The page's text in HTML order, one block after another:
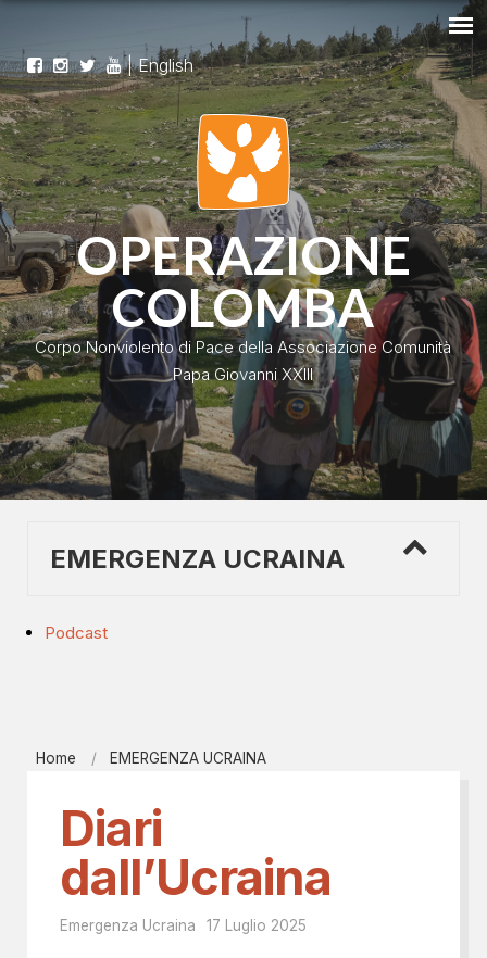
|English
OPERAZIONE
COLOMBA
Corpo Nonviolento di Pace della Associazione Comunità
Papa Giovanni XXIII
EMERGENZA UCRAINA
Podcast
Home EMERGENZA UCRAINA
Diari
dall’Ucraina
Emergenza Ucraina 17 Luglio 2025